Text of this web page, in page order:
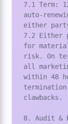
7.1 Term:
auto-
either
7.2 Either
for
risk. On
all
within 48
clawbacks.
8. Audit &